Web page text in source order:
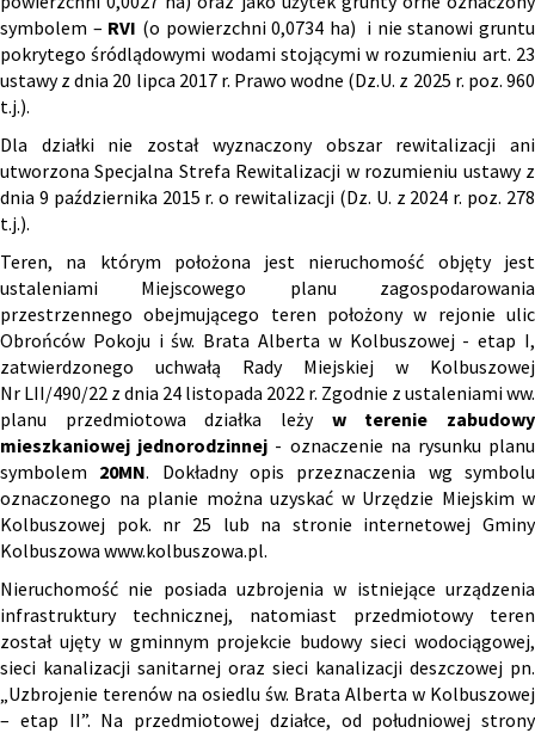
symbolem – RVI (o powierzchni 0,0734 ha) i nie stanowi gruntu
pokrytego śródlądowymi wodami stojącymi w rozumieniu art. 23
ustawy z dnia 20 lipca 2017 r. Prawo wodne (Dz.U. z 2025 r. poz. 960
t.j.).
Dla działki nie został wyznaczony obszar rewitalizacji ani
utworzona Specjalna Strefa Rewitalizacji w rozumieniu ustawy z
dnia 9 października 2015 r. o rewitalizacji (Dz. U. z 2024 r. poz. 278
t.j.).
Teren, na którym położona jest nieruchomość objęty jest
ustaleniami Miejscowego planu zagospodarowania
przestrzennego obejmującego teren położony w rejonie ulic
Obrońców Pokoju i św. Brata Alberta w Kolbuszowej - etap I,
zatwierdzonego uchwałą Rady Miejskiej w Kolbuszowej
Nr LII/490/22 z dnia 24 listopada 2022 r. Zgodnie z ustaleniami ww.
planu przedmiotowa działka leży w terenie zabudowy
mieszkaniowej jednorodzinnej - oznaczenie na rysunku planu
symbolem 20MN. Dokładny opis przeznaczenia wg symbolu
oznaczonego na planie można uzyskać w Urzędzie Miejskim w
Kolbuszowej pok. nr 25 lub na stronie internetowej Gminy
Kolbuszowa www.kolbuszowa.pl.
Nieruchomość nie posiada uzbrojenia w istniejące urządzenia
infrastruktury technicznej, natomiast przedmiotowy teren
został ujęty w gminnym projekcie budowy sieci wodociągowej,
sieci kanalizacji sanitarnej oraz sieci kanalizacji deszczowej pn.
„Uzbrojenie terenów na osiedlu św. Brata Alberta w Kolbuszowej
– etap II”. Na przedmiotowej działce, od południowej strony